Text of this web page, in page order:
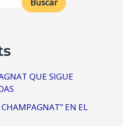
QUE SIGUE
CHAMPAGNAT” EN EL